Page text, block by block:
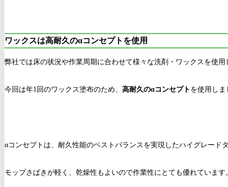
ワックスは高耐久のαコンセプトを使用
弊社では床の状況や作業周期に合わせて様々な洗剤・ワックスを使用
今回は年1回のワックス塗布のため、 高耐久のαコンセプト を使用しま
αコンセプトは、耐久性能のベストバランスを実現したハイグレード
モップさばきが軽く、乾燥性もよいので作業性にとても優れています